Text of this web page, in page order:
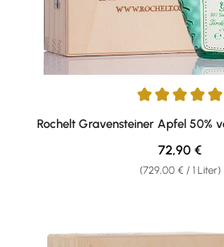
Durchschnittliche Bewertung von 5
Rochelt Gravensteiner Apfel 50%
(729,00 € / 1 Liter)
Regulärer
72,90 €